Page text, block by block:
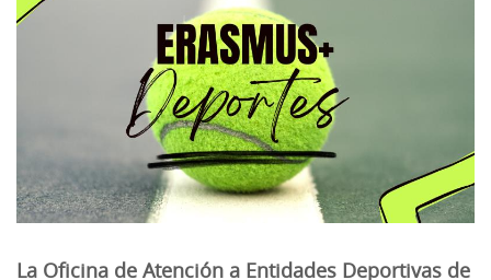
La Oficina de Atención a Entidades Deportivas de